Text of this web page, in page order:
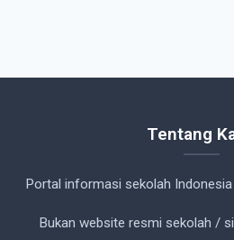
Tentang
Portal informasi sekolah
Bukan website resmi sekolah /